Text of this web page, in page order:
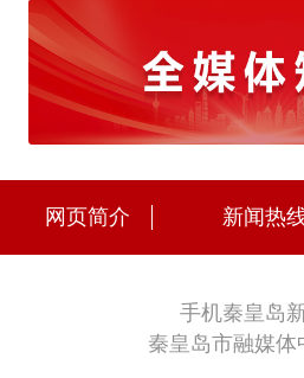
网页简介 新闻热
手机秦皇岛
秦皇岛市融媒体